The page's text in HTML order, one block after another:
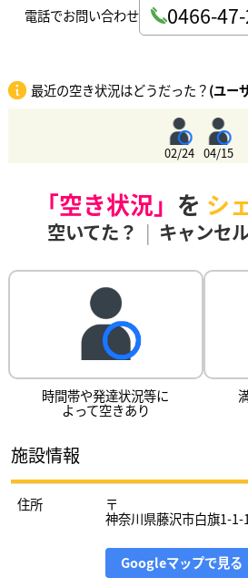
電話でお問い合わせ 0466-
最近の空き状況はどうだった？(ユー
02/24 04/15
「空き状況」 を シ
空いてた？ | キャンセ
時間帯や発達状況等に
よって空きあり
施設情報
住所 〒
神奈川県藤沢市白旗1-
Googleマップで見る